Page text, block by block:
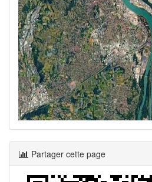
Partager cette page